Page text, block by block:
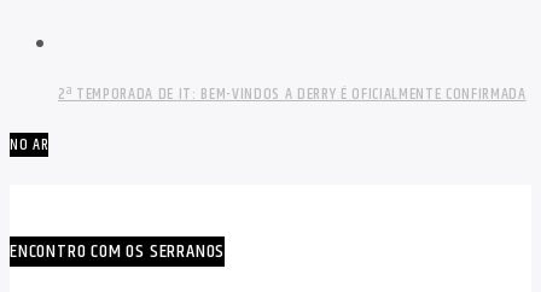
2ª TEMPORADA DE IT: BEM-VINDOS A DERRY É OFICIALMENTE CONFIRMADA
NO AR
ENCONTRO COM OS SERRANOS